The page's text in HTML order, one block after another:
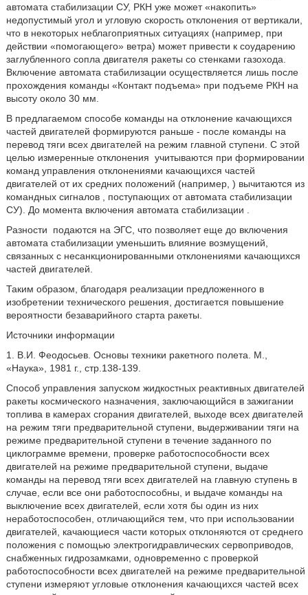
автомата стабилизации СУ, РКН уже может «накопить»
недопустимый угол и угловую скорость отклонения от вертикали,
что в некоторых неблагоприятных ситуациях (например, при
действии «помогающего» ветра) может привести к соударению
заглубленного сопла двигателя ракеты со стенками газохода.
Включение автомата стабилизации осуществляется лишь после
прохождения команды «Контакт подъема» при подъеме РКН на
высоту около 30 мм.
В предлагаемом способе команды на отклонение качающихся
частей двигателей формируются раньше - после команды на
перевод тяги всех двигателей на режим главной ступени. С этой
целью измеренные отклонения учитываются при формировании
команд управления отклонениями качающихся частей
двигателей от их средних положений (например, ) вычитаются из
командных сигналов
, поступающих от автомата стабилизации
СУ). До момента включения автомата стабилизации
Разности
подаются на ЭГС, что позволяет еще до включения
автомата стабилизации уменьшить влияние возмущений,
связанных с несанкционированными отклонениями качающихся
частей двигателей.
Таким образом, благодаря реализации предложенного в
изобретении технического решения, достигается повышение
вероятности безаварийного старта ракеты.
Источники информации
1. В.И. Феодосьев. Основы техники ракетного полета. М.,
«Наука», 1981 г., стр.138-139.
Способ управления запуском жидкостных реактивных двигателей
ракеты космического назначения, заключающийся в зажигании
топлива в камерах сгорания двигателей, выходе всех двигателей
на режим тяги предварительной ступени, выдерживании тяги на
режиме предварительной ступени в течение заданного по
циклограмме времени, проверке работоспособности всех
двигателей на режиме предварительной ступени, выдаче
команды на перевод тяги всех двигателей на главную ступень в
случае, если все они работоспособны, и выдаче команды на
выключение всех двигателей, если хотя бы один из них
неработоспособен, отличающийся тем, что при использовании
двигателей, качающиеся части которых отклоняются от среднего
положения с помощью электрогидравлических сервоприводов,
снабженных гидрозамками, одновременно с проверкой
работоспособности всех двигателей на режиме предварительной
ступени измеряют угловые отклонения качающихся частей всех